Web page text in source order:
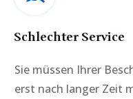
Schlechter Service
Sie müssen Ihrer
erst nach langer Zeit